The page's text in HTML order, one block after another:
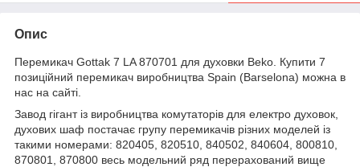
Опис
Перемикач Gottak 7 LA 870701 для духовки Beko. Купити 7
позиційний перемикач виробництва Spain (Barselona) можна в
нас на сайті.
Завод гігант із виробництва комутаторів для електро духовок,
духових шаф постачає групу перемикачів різних моделей із
такими номерами: 820405, 820510, 840502, 840604, 800810,
870801, 870800 весь модельний ряд перерахований вище